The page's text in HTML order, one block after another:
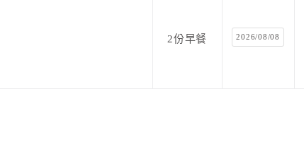
2份早餐 2026/08/08